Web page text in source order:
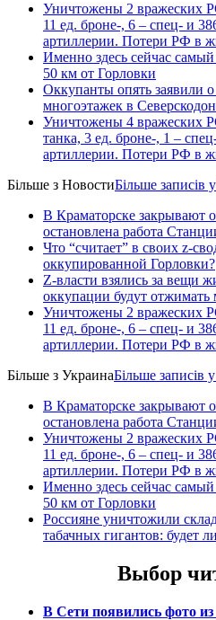
Уничтожены 2 вражеских
11 ед. броне-, 6 – спец- и
артиллерии. Потери РФ в
Именно здесь сейчас
50 км от Горловки
Оккупанты опять заявили о
многоэтажек в
Уничтожены 4 вражеских
танка, 3 ед. броне-, 1 –
артиллерии. Потери РФ в
Більше з НовостиБільше записів
В Краматорске закрывают
остановлена работа
Что “считает” в своих z-
оккупированной Горловки?
Z-власти взялись за вещи
оккупации будут отжимать
Уничтожены 2 вражеских
11 ед. броне-, 6 – спец- и
артиллерии. Потери РФ в
Більше з УкраинаБільше записів
В Краматорске закрывают
остановлена работа
Уничтожены 2 вражеских
11 ед. броне-, 6 – спец- и
артиллерии. Потери РФ в
Именно здесь сейчас
50 км от Горловки
Россияне уничтожили
табачных гигантов: будет
Выбор
В Сети появились фото